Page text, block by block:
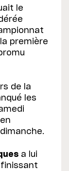
le
première
de la
les
a lui